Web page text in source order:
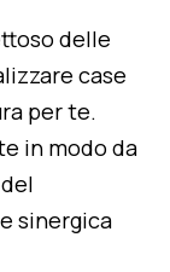
delle
case
per te.
in modo da
sinergica